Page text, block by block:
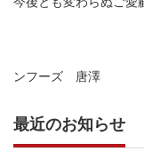
マ
ンフーズ 唐澤
最近のお知らせ